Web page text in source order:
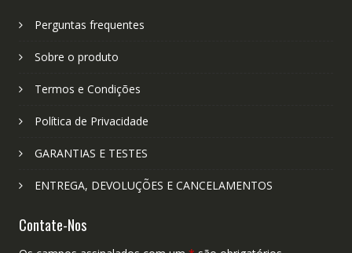
Perguntas frequentes
Sobre o produto
Termos e Condições
Política de Privacidade
GARANTIAS E TESTES
ENTREGA, DEVOLUÇÕES E CANCELAMENTOS
Contate-Nos